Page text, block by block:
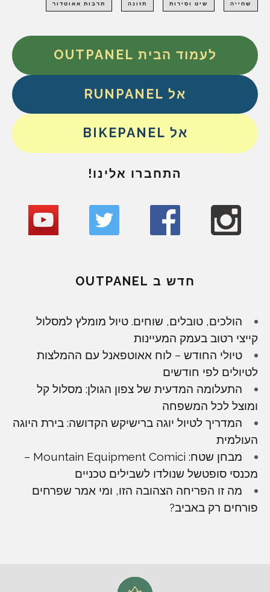
שחייה שיט וסירות תזונה תרבות אאוטדור
לעמוד הבית OUTPANEL
אל RUNPANEL
אל BIKEPANEL
התחברו אלינו!
חדש ב OUTPANEL
הולכים, טובלים, שוחים. טיול מומלץ למסלול
קייצי רטוב בעמק המעיינות
טיולי החודש – לוח אאוטפאנל עם ההמלצות
לטיולים לפי חודשים
התעלומה המדעית של צפון הגולן: מסלול קל
ומוצל לכל המשפחה
המדריך לטיול יוגה ברישיקש הקדושה: בירת היוגה
העולמית
מבחן שטח: Mountain Equipment Comici –
מכנסי סופטשל שנולדו לשבילים טכניים
מה זו הפריחה הצהובה הזו, ומי אמר שפרחים
פורחים רק באביב?